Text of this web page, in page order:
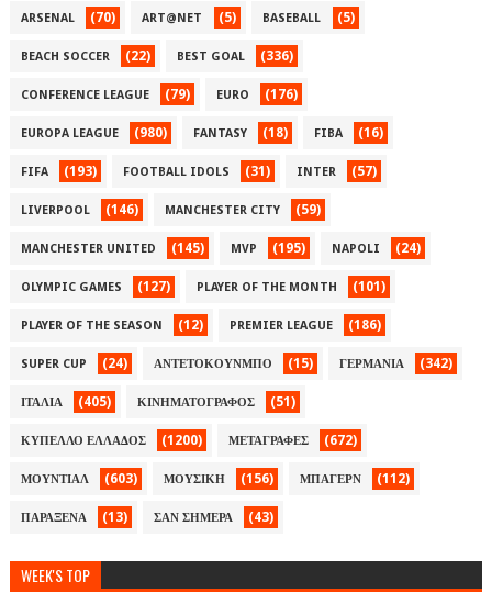
ARSENAL (70) ART@NET (5) BASEBALL (5)
BEACH SOCCER (22) BEST GOAL (336)
CONFERENCE LEAGUE (79) EURO (176)
EUROPA LEAGUE (980) FANTASY (18) FIBA (16)
FIFA (193) FOOTBALL IDOLS (31) INTER (57)
LIVERPOOL (146) MANCHESTER CITY (59)
MANCHESTER UNITED (145) MVP (195) NAPOLI (24)
OLYMPIC GAMES (127) PLAYER OF THE MONTH (101)
PLAYER OF THE SEASON (12) PREMIER LEAGUE (186)
SUPER CUP (24) ΑΝΤΕΤΟΚΟΥΝΜΠΟ (15) ΓΕΡΜΑΝΙΑ (342)
ΙΤΑΛΙΑ (405) ΚΙΝΗΜΑΤΟΓΡΑΦΟΣ (51)
ΚΥΠΕΛΛΟ ΕΛΛΑΔΟΣ (1200) ΜΕΤΑΓΡΑΦΕΣ (672)
ΜΟΥΝΤΙΑΛ (603) ΜΟΥΣΙΚΗ (156) ΜΠΑΓΕΡΝ (112)
ΠΑΡΑΞΕΝΑ (13) ΣΑΝ ΣΗΜΕΡΑ (43)
WEEK'S TOP